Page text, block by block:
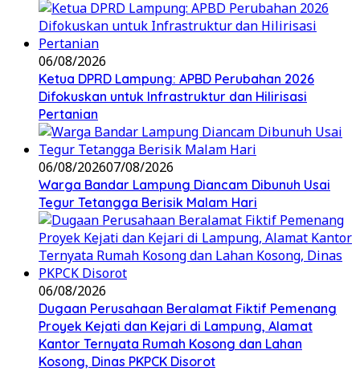
06/08/2026
Ketua DPRD Lampung: APBD Perubahan 2026
Difokuskan untuk Infrastruktur dan Hilirisasi
Pertanian
06/08/202607/08/2026
Warga Bandar Lampung Diancam Dibunuh Usai
Tegur Tetangga Berisik Malam Hari
06/08/2026
Dugaan Perusahaan Beralamat Fiktif Pemenang
Proyek Kejati dan Kejari di Lampung, Alamat
Kantor Ternyata Rumah Kosong dan Lahan
Kosong, Dinas PKPCK Disorot